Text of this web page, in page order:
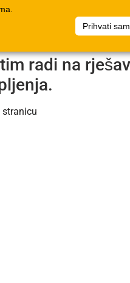
Prihvati
Popis artikala Dokumenti
radi na
stranicu